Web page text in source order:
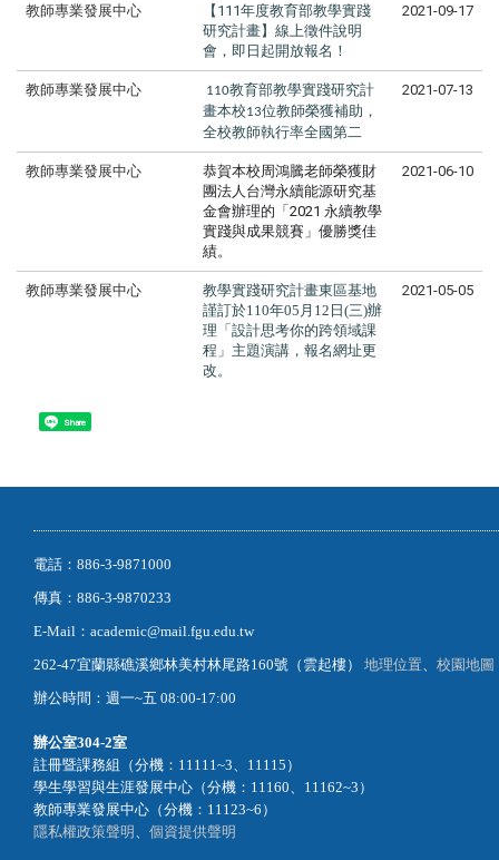
教師專業發展中心
【111年度教育部教學實踐
研究計畫】線上徵件說明
會，即日起開放報名！
2021-09-17
教師專業發展中心 110教育部教學實踐研究計
畫本校13位教師榮獲補助，
全校教師執行率全國第二
2021-07-13
教師專業發展中心
恭賀本校周鴻騰老師榮獲財
團法人台灣永續能源研究基
金會辦理的「2021 永續教學
實踐與成果競賽」優勝獎佳
績。
2021-06-10
教師專業發展中心
教學實踐研究計畫東區基地
謹訂於110年05月12日(三)辦
理「設計思考你的跨領域課
程」主題演講，報名網址更
改。
2021-05-05
Share
電話：886-3-9871000
傳真：886-3-9870233
E-Mail：academic@mail.fgu.edu.tw
262-47宜蘭縣礁溪鄉林美村林尾路160號（雲起樓） 地理位置、 校園地圖
辦公時間：週一~五 08:00-17:00
辦公室304-2室
註冊暨課務組（分機：11111~3、11115）
學生學習與生涯發展中心（分機：11160、11162~3）
教師專業發展中心（分機：11123~6）
隱私權政策聲明 、 個資提供聲明